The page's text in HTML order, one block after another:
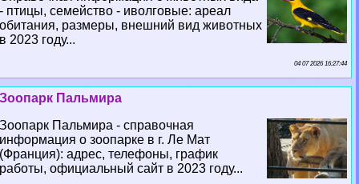
- птицы, семейство - иволговые: ареал
обитания, размеры, внешний вид животных
в 2023 году...
04 07 2026 16:27:44
Зоопарк Пальмира
Зоопарк Пальмира - справочная
информация о зоопарке в г. Ле Мат
(Франция): адрес, телефоны, график
работы, официальный сайт в 2023 году...